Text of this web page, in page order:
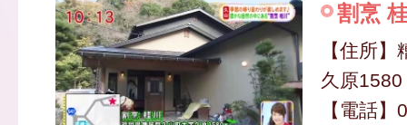
割烹
【住所
久原1580
【電話